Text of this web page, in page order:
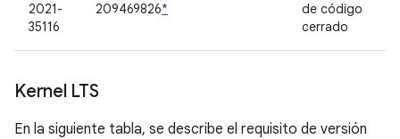
2021-
35116
209469826*
de código
cerrado
Kernel LTS
En la siguiente tabla, se describe el requisito de versión